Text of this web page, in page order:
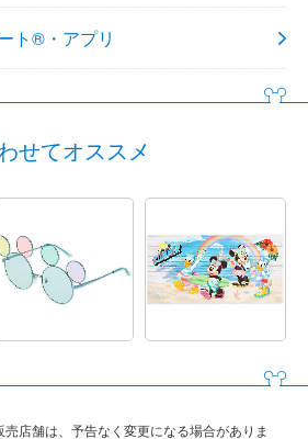
ト®・アプリ
せてオススメ
店舗は、予告なく変更になる場合がありま